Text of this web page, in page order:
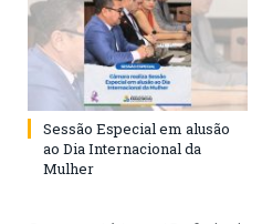
Sessão Especial em alusão
ao Dia Internacional da
Mulher